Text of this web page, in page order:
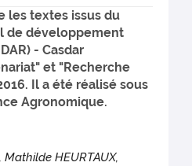
les textes issus du
de développement
- Casdar
et "Recherche
Il a été réalisé sous
Agronomique.
Mathilde HEURTAUX,